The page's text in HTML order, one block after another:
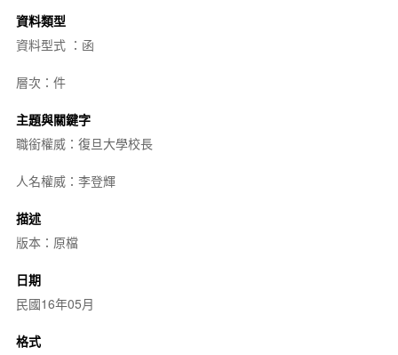
資料類型
資料型式 ：函
層次：件
主題與關鍵字
職銜權威：復旦大學校長
人名權威：李登輝
描述
版本：原檔
日期
民國16年05月
格式